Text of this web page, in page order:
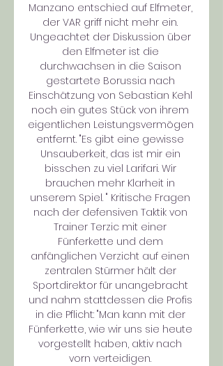
Manzano entschied auf Elfmeter,
der VAR griff nicht mehr ein.
Ungeachtet der Diskussion über
den Elfmeter ist die
durchwachsen in die Saison
gestartete Borussia nach
Einschätzung von Sebastian Kehl
noch ein gutes Stück von ihrem
eigentlichen Leistungsvermögen
entfernt. "Es gibt eine gewisse
Unsauberkeit, das ist mir ein
bisschen zu viel Larifari. Wir
brauchen mehr Klarheit in
unserem Spiel. " Kritische Fragen
nach der defensiven Taktik von
Trainer Terzic mit einer
Fünferkette und dem
anfänglichen Verzicht auf einen
zentralen Stürmer hält der
Sportdirektor für unangebracht
und nahm stattdessen die Profis
in die Pflicht: "Man kann mit der
Fünferkette, wie wir uns sie heute
vorgestellt haben, aktiv nach
vorn verteidigen.